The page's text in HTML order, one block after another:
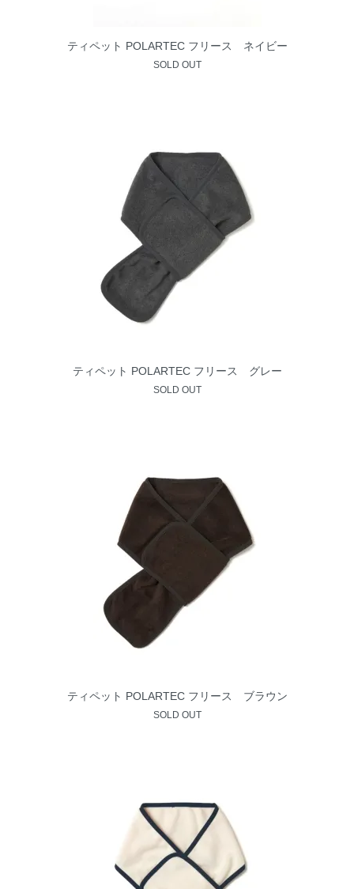
ティペット POLARTEC フリース ネイビー
SOLD OUT
ティペット POLARTEC フリース グレー
SOLD OUT
ティペット POLARTEC フリース ブラウン
SOLD OUT